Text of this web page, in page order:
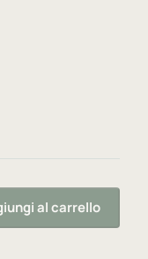
al carrello